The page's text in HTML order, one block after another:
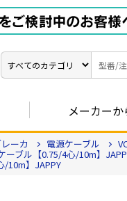
メーカー
ーカ 電源ケーブル
ーブル【0.75/4心/10m】
/10m】JAPPY